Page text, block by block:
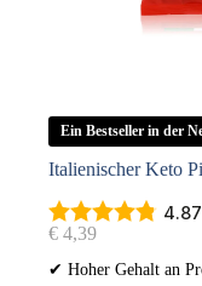
Ein Bestseller in der
Italienischer Keto
€ 4,39
✔ Hoher Gehalt an